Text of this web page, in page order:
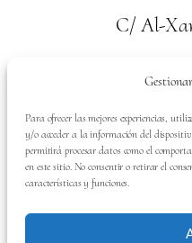
Para ofrecer las mejores experiencias,
y/o acceder a la información del
permitirá procesar datos como el
en este sitio. No consentir o retirar el
características y funciones.
C/ Al-
Valencina de la
Tel: